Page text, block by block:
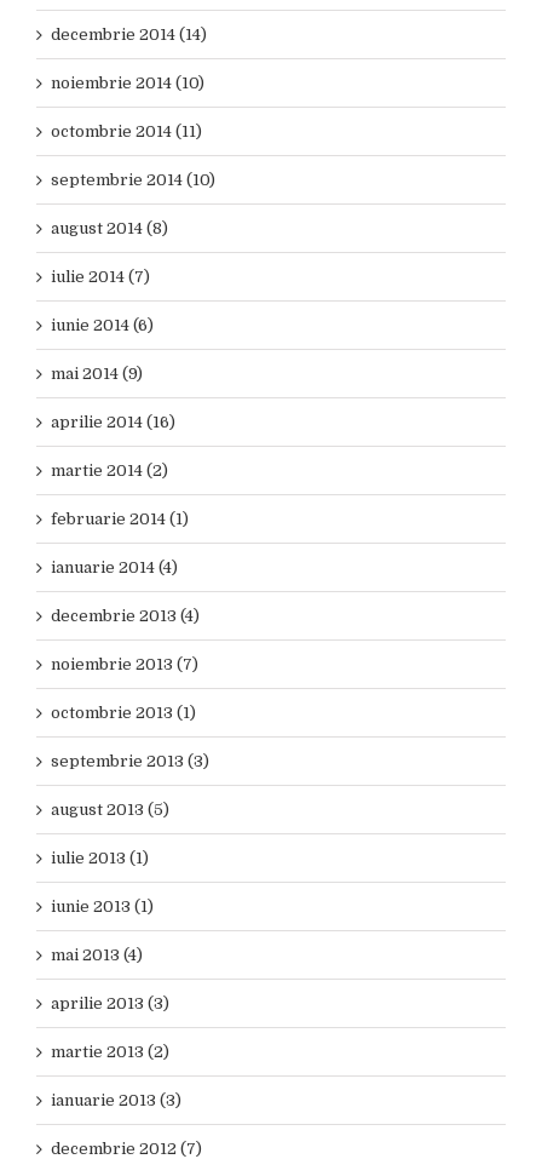
decembrie 2014 (14)
noiembrie 2014 (10)
octombrie 2014 (11)
septembrie 2014 (10)
august 2014 (8)
iulie 2014 (7)
iunie 2014 (6)
mai 2014 (9)
aprilie 2014 (16)
martie 2014 (2)
februarie 2014 (1)
ianuarie 2014 (4)
decembrie 2013 (4)
noiembrie 2013 (7)
octombrie 2013 (1)
septembrie 2013 (3)
august 2013 (5)
iulie 2013 (1)
iunie 2013 (1)
mai 2013 (4)
aprilie 2013 (3)
martie 2013 (2)
ianuarie 2013 (3)
decembrie 2012 (7)